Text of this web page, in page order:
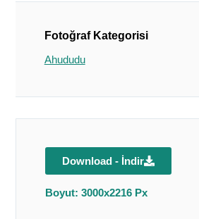
Fotoğraf Kategorisi
Ahududu
Download - İndir
Boyut: 3000x2216 Px